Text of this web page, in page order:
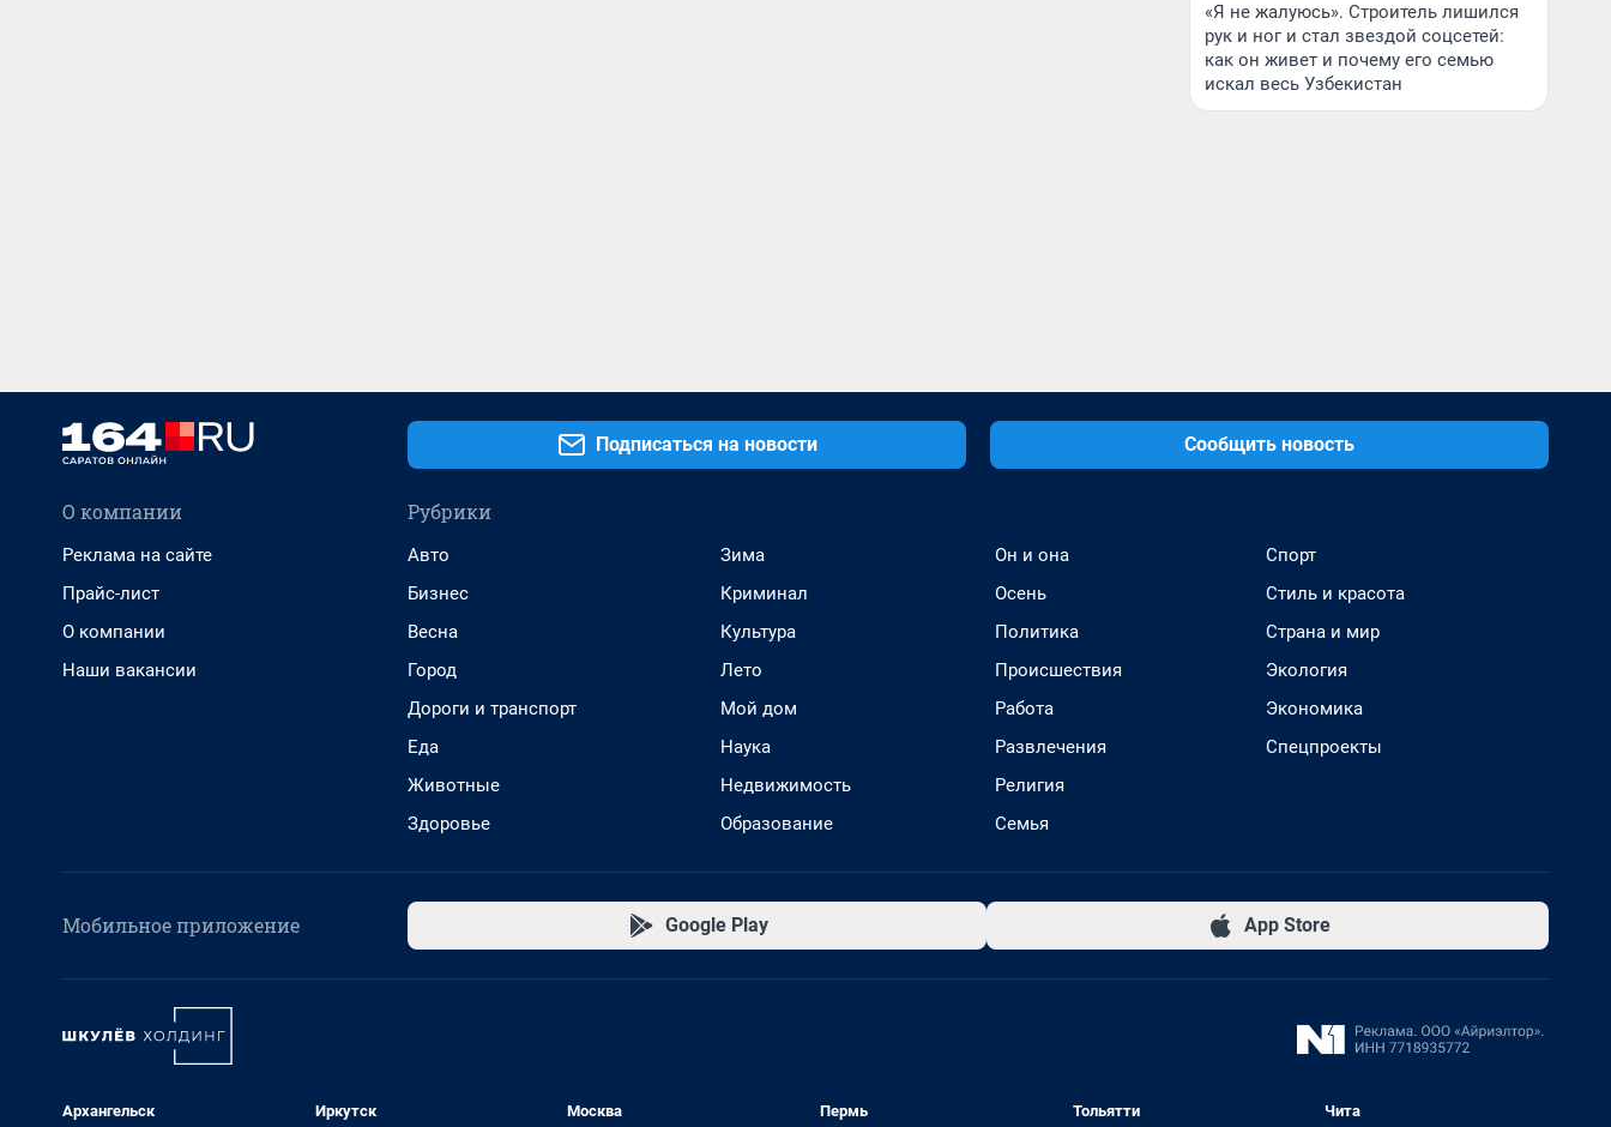
«Я не жалуюсь». Строитель лишился
рук и ног и стал звездой соцсетей:
как он живет и почему его семью
искал весь Узбекистан
Подписаться на новости Сообщить новость
О компании
Реклама на сайте
Прайс-лист
О компании
Наши вакансии
Рубрики
Авто
Бизнес
Весна
Город
Дороги и транспорт
Еда
Животные
Здоровье
Зима
Криминал
Культура
Лето
Мой дом
Наука
Недвижимость
Образование
Он и она
Осень
Политика
Происшествия
Работа
Развлечения
Религия
Семья
Спорт
Стиль и красота
Страна и мир
Экология
Экономика
Спецпроекты
Мобильное приложение Google Play App Store
Архангельск Иркутск Москва Пермь Тольятти Чита